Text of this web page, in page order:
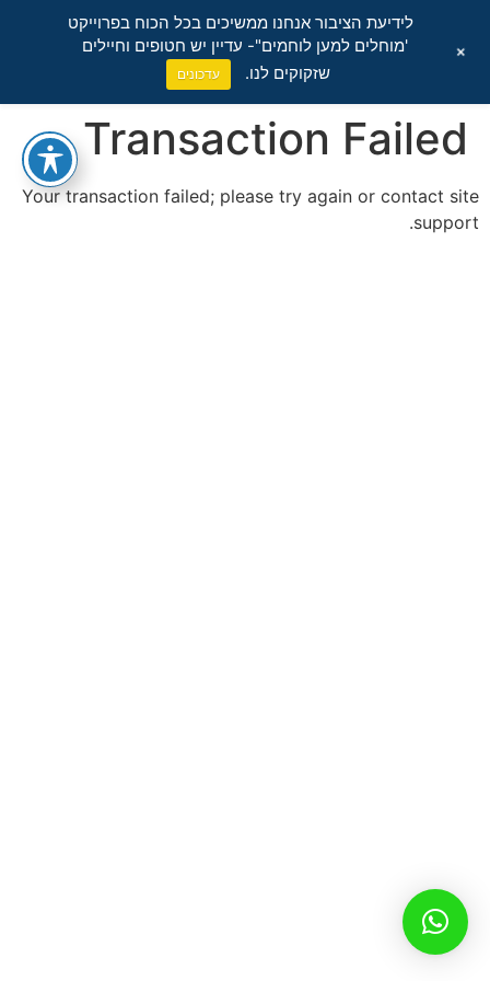
Transaction Failed
Your transaction failed; please try again or contact site
support.
לידיעת הציבור אנחנו ממשיכים בכל הכוח בפרוייקט
'מוחלים למען לוחמים"- עדיין יש חטופים וחיילים
שזקוקים לנו.
עדכונים
+